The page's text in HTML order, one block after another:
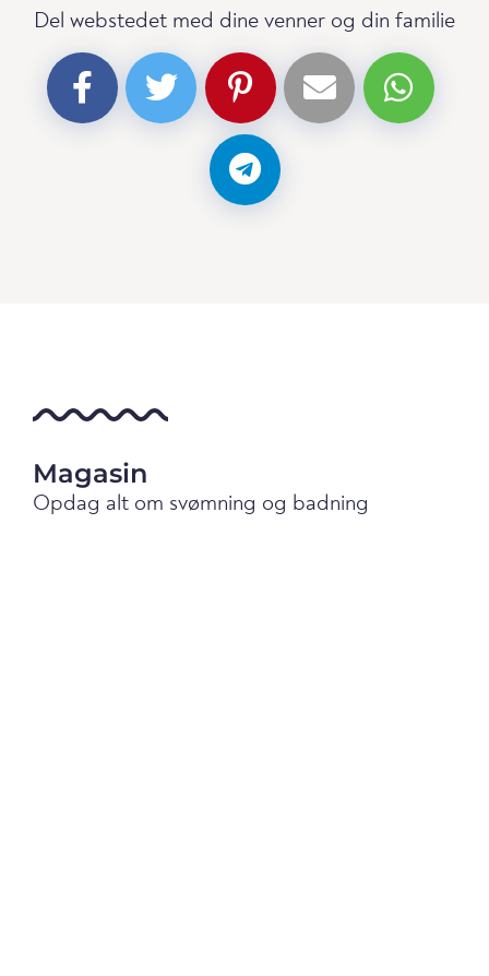
Del webstedet med dine venner og din familie
Magasin
Opdag alt om svømning og badning